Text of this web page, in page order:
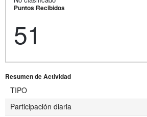
Puntos Recibidos
51
Resumen de Actividad
TIPO
Participación diaria